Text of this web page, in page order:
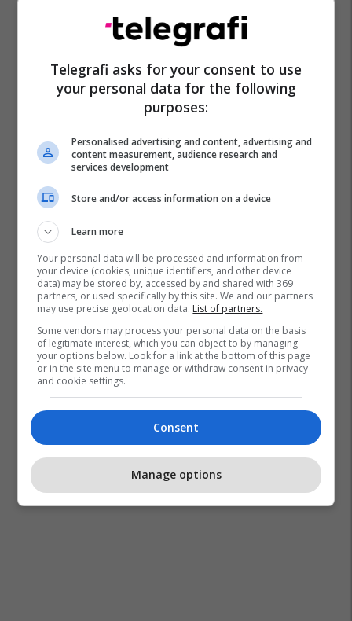
Telegrafi asks for your consent to use
your personal data for the following
purposes:
Personalised advertising and content, advertising and
content measurement, audience research and
services development
Store and/or access information on a device
Learn more
Your personal data will be processed and information from
your device (cookies, unique identifiers, and other device
data) may be stored by, accessed by and shared with 369
partners, or used specifically by this site. We and our partners
may use precise geolocation data. List of partners.
Some vendors may process your personal data on the basis
of legitimate interest, which you can object to by managing
your options below. Look for a link at the bottom of this page
or in the site menu to manage or withdraw consent in privacy
and cookie settings.
Consent
Manage options